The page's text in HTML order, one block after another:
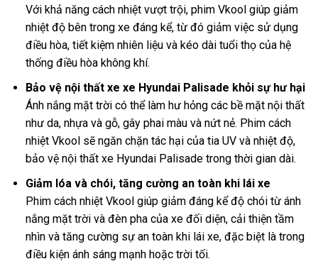
Với khả năng cách nhiệt vượt trội, phim Vkool giúp giảm
nhiệt độ bên trong xe đáng kể, từ đó giảm việc sử dụng
điều hòa, tiết kiệm nhiên liệu và kéo dài tuổi thọ của hệ
thống điều hòa không khí.
Bảo vệ nội thất xe xe Hyundai Palisade khỏi sự hư hại
Ánh nắng mặt trời có thể làm hư hỏng các bề mặt nội thất
như da, nhựa và gỗ, gây phai màu và nứt nẻ. Phim cách
nhiệt Vkool sẽ ngăn chặn tác hại của tia UV và nhiệt độ,
bảo vệ nội thất xe Hyundai Palisade trong thời gian dài.
Giảm lóa và chói, tăng cường an toàn khi lái xe
Phim cách nhiệt Vkool giúp giảm đáng kể độ chói từ ánh
nắng mặt trời và đèn pha của xe đối diện, cải thiện tầm
nhìn và tăng cường sự an toàn khi lái xe, đặc biệt là trong
điều kiện ánh sáng mạnh hoặc trời tối.